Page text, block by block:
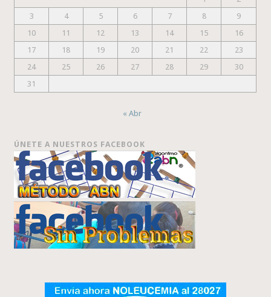
3
4 5 6 7 8
9
10
11 12 13 14 15
16
17
18 19 20 21 22
23
24
25 26 27 28 29
30
31
« Abr
ÚNETE A NUESTROS FACEBOOK